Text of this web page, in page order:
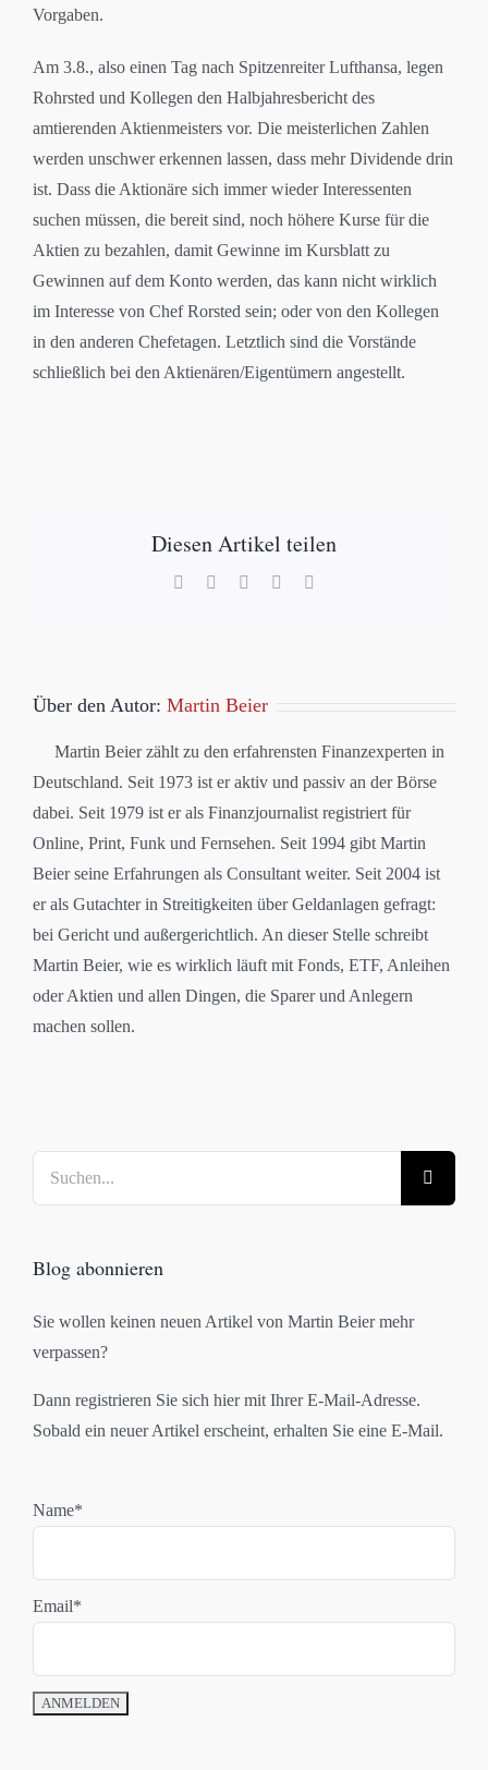
Vorgaben.
Am 3.8., also einen Tag nach Spitzenreiter Lufthansa, legen
Rohrsted und Kollegen den Halbjahresbericht des
amtierenden Aktienmeisters vor. Die meisterlichen Zahlen
werden unschwer erkennen lassen, dass mehr Dividende drin
ist. Dass die Aktionäre sich immer wieder Interessenten
suchen müssen, die bereit sind, noch höhere Kurse für die
Aktien zu bezahlen, damit Gewinne im Kursblatt zu
Gewinnen auf dem Konto werden, das kann nicht wirklich
im Interesse von Chef Rorsted sein; oder von den Kollegen
in den anderen Chefetagen. Letztlich sind die Vorstände
schließlich bei den Aktienären/Eigentümern angestellt.
Diesen Artikel teilen
Facebook LinkedInWhatsApp
Über den Autor: Martin Beier
Martin Beier zählt zu den erfahrensten Finanzexperten in
Deutschland. Seit 1973 ist er aktiv und passiv an der Börse
dabei. Seit 1979 ist er als Finanzjournalist registriert für
Online, Print, Funk und Fernsehen. Seit 1994 gibt Martin
Beier seine Erfahrungen als Consultant weiter. Seit 2004 ist
er als Gutachter in Streitigkeiten über Geldanlagen gefragt:
bei Gericht und außergerichtlich. An dieser Stelle schreibt
Martin Beier, wie es wirklich läuft mit Fonds, ETF, Anleihen
oder Aktien und allen Dingen, die Sparer und Anlegern
machen sollen.
Blog abonnieren
Sie wollen keinen neuen Artikel von Martin Beier mehr
verpassen?
Dann registrieren Sie sich hier mit Ihrer E-Mail-Adresse.
Sobald ein neuer Artikel erscheint, erhalten Sie eine E-Mail.
Name*
Email*